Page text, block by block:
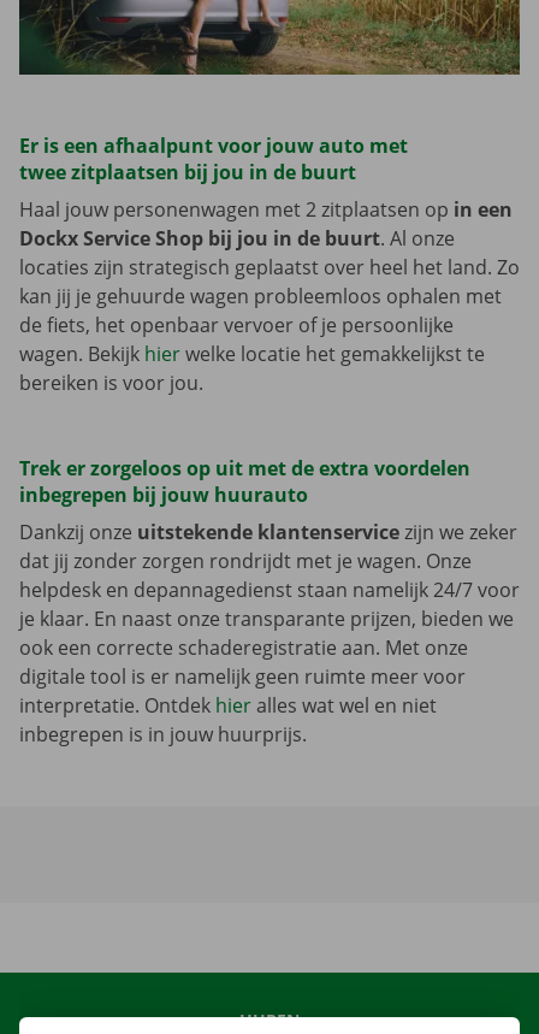
Er is een afhaalpunt voor jouw auto met
twee zitplaatsen bij jou in de buurt
Haal jouw personenwagen met 2 zitplaatsen op in een
Dockx Service Shop bij jou in de buurt. Al onze
locaties zijn strategisch geplaatst over heel het land. Zo
kan jij je gehuurde wagen probleemloos ophalen met
de fiets, het openbaar vervoer of je persoonlijke
wagen. Bekijk hierwelke locatie het gemakkelijkst te
bereiken is voor jou.
Trek er zorgeloos op uit met de extra voordelen
inbegrepen bij jouw huurauto
Dankzij onze uitstekende klantenservicezijn we zeker
dat jij zonder zorgen rondrijdt met je wagen. Onze
helpdesk en depannagedienst staan namelijk 24/7 voor
je klaar. En naast onze transparante prijzen, bieden we
ook een correcte schaderegistratie aan. Met onze
digitale tool is er namelijk geen ruimte meer voor
interpretatie. Ontdek hieralles wat wel en niet
inbegrepen is in jouw huurprijs.
HUREN